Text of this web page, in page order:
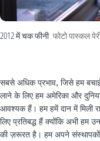
2012 में चक फीनी फोटो पास्कल
सबसे अधिक प्रभाव, जिसे हम
लाने के लिए हम अमेरिका और
आवश्यक हैं। हम हमें दान में मिली
लिए प्रतिबद्ध हैं क्योंकि अभी हम
की ज़रूरत है। हम अपने संस्थापकों